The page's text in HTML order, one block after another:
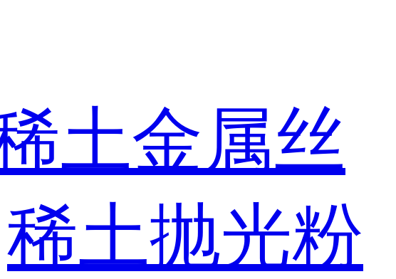
土金属丝
稀土抛光粉